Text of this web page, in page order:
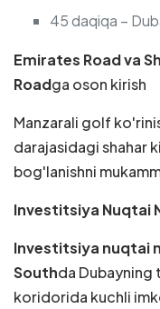
45 daqiqa –
Emirates Road va
Roadga oson kirish
Manzarali golf
darajasidagi shahar
bog'lanishni
Investitsiya Nuqtai
Investitsiya nuqtai
Southda Dubayning
koridorida kuchli